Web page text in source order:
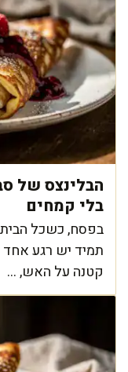
הבלינצס של
בלי קמחים
בפסח, כשכל
תמיד יש רגע
קטנה על האש, ...